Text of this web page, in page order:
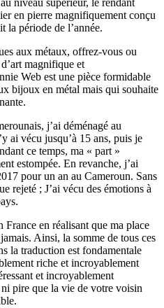
niveau supérieur, le rendant
en pierre magnifiquement conçu
la période de l’année.
aux métaux, offrez-vous ou
magnifique et
Web est une pièce formidable
bijoux en métal mais qui souhaite
j’ai déménagé au
ai vécu jusqu’à 15 ans, puis je
ce temps, ma « part »
estompée. En revanche, j’ai
pour un an au Cameroun. Sans
rejeté ; J’ai vécu des émotions à
France en réalisant que ma place
Ainsi, la somme de tous ces
la traduction est fondamentale
riche et incroyablement
et incroyablement
pire que la vie de votre voisin